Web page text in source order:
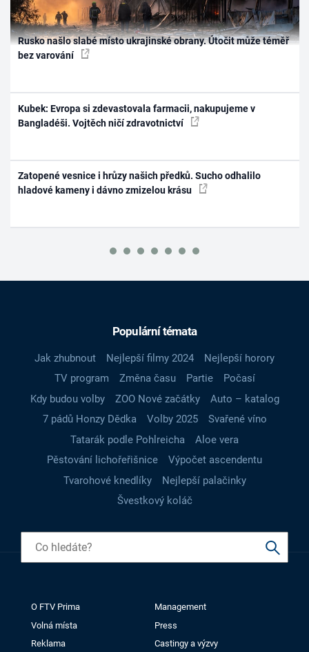
Rusko našlo slabé místo ukrajinské obrany. Útočit může téměř
bez varování
Kubek: Evropa si zdevastovala farmacii, nakupujeme v
Bangladéši. Vojtěch ničí zdravotnictví
Zatopené vesnice i hrůzy našich předků. Sucho odhalilo
hladové kameny i dávno zmizelou krásu
Populární témata
Jak zhubnout Nejlepší filmy 2024
Nejlepší horory
TV program
Změna času Partie
Počasí
Kdy budou volby
ZOO Nové začátky
Auto – katalog
7 pádů Honzy Dědka
Volby 2025
Svařené víno
Tatarák podle Pohlreicha
Aloe vera
Pěstování lichořeřišnice
Výpočet ascendentu
Tvarohové knedlíky
Nejlepší palačinky
Švestkový koláč
O FTV Prima
Management
Volná místa
Press
Reklama
Castingy a výzvy